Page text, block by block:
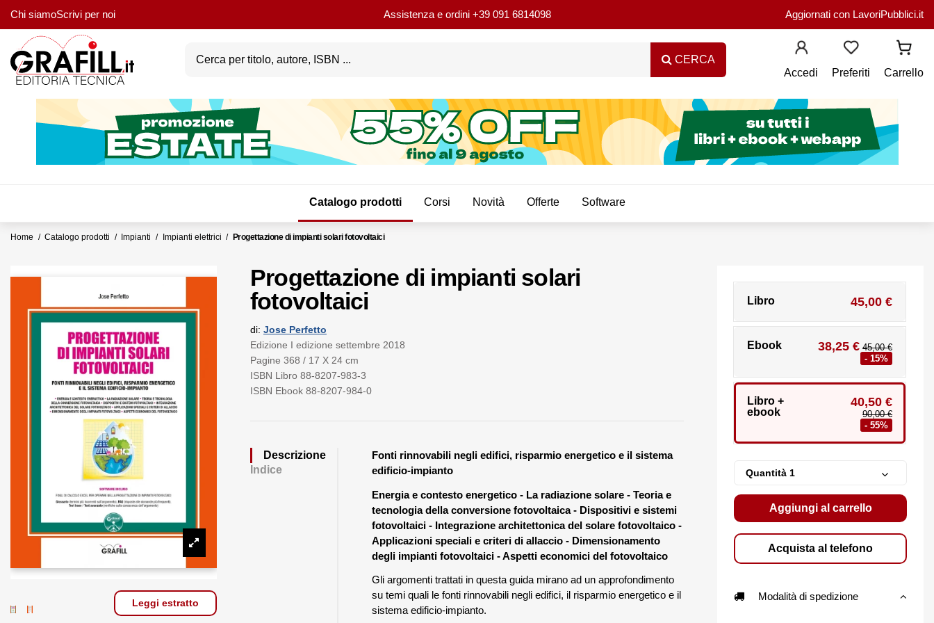
Chi siamoScrivi per noi Assistenza e ordini +39 091 6814098 Aggiornati con LavoriPubblici.it
CERCA
Accedi
Preferiti Carrello
Catalogo prodotti Corsi Novità Offerte Software
Home Catalogo prodotti Impianti Impianti elettrici Progettazione di impianti solari fotovoltaici
Leggi estratto
Progettazione di impianti solari
fotovoltaici
di: Jose Perfetto
Edizione I edizione settembre 2018
Pagine 368 / 17 X 24 cm
ISBN Libro 88-8207-983-3
ISBN Ebook 88-8207-984-0
Descrizione
Indice
Fonti rinnovabili negli edifici, risparmio energetico e il sistema
edificio-impianto
Energia e contesto energetico - La radiazione solare - Teoria e
tecnologia della conversione fotovoltaica - Dispositivi e sistemi
fotovoltaici - Integrazione architettonica del solare fotovoltaico -
Applicazioni speciali e criteri di allaccio - Dimensionamento
degli impianti fotovoltaici - Aspetti economici del fotovoltaico
Gli argomenti trattati in questa guida mirano ad un approfondimento
su temi quali le fonti rinnovabili negli edifici, il risparmio energetico e il
sistema edificio-impianto.
Libro 45,00 €
Ebook 38,25 € 45,00 €
- 15%
Libro +
ebook
40,50 €
90,00 €
- 55%
Quantità
Aggiungi al carrello
impianti solari
Acquista al telefono
Modalità di spedizione